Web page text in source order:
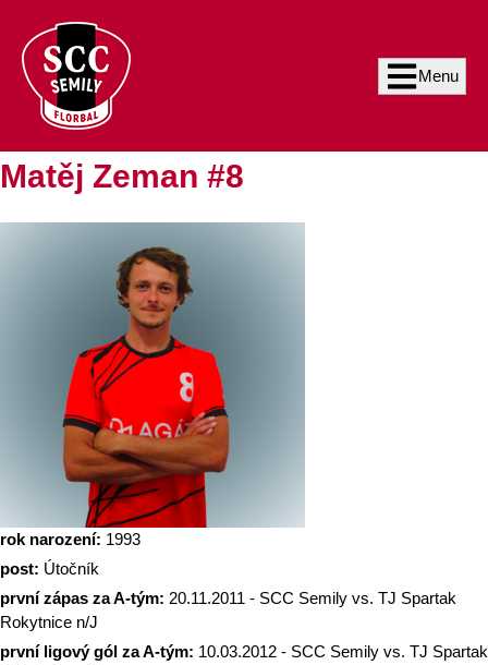
Menu
Matěj Zeman #8
rok narození: 1993
post: Útočník
první zápas za A-tým: 20.11.2011 - SCC Semily vs. TJ Spartak
Rokytnice n/J
první ligový gól za A-tým: 10.03.2012 - SCC Semily vs. TJ Spartak